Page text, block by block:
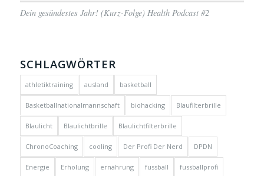
Dein gesündestes Jahr! (Kurz-Folge) Health Podcast #2
SCHLAGWÖRTER
athletiktraining ausland basketball
Basketballnationalmannschaft biohacking Blaufilterbrille
Blaulicht Blaulichtbrille Blaulichtfilterbrille
ChronoCoaching cooling Der Profi Der Nerd DPDN
Energie Erholung ernährung fussball fussballprofi